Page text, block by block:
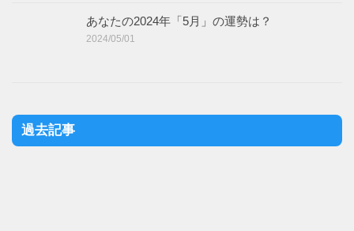
あなたの2024年「5月」の運勢は？
2024/05/01
過去記事